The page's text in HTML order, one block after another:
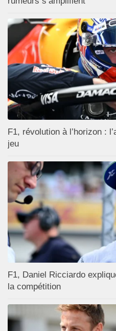
F1, révolution à l’horizon :
jeu
F1, Daniel Ricciardo
la compétition